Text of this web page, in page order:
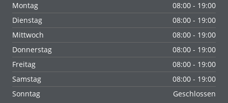
Montag
08:00 - 19:00
Dienstag
08:00 - 19:00
Mittwoch
08:00 - 19:00
Donnerstag
08:00 - 19:00
Freitag
08:00 - 19:00
Samstag
08:00 - 19:00
Sonntag
Geschlossen